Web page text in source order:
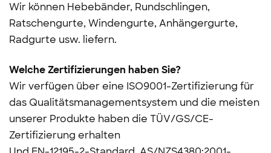
Wir können Hebebänder, Rundschlingen,
Ratschengurte, Windengurte, Anhängergurte,
Radgurte usw. liefern.
Welche Zertifizierungen haben Sie?
Wir verfügen über eine ISO9001-Zertifizierung für
das Qualitätsmanagementsystem und die meisten
unserer Produkte haben die TÜV/GS/CE-
Zertifizierung erhalten